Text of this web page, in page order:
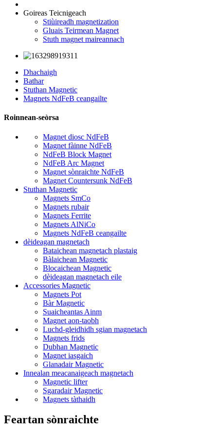
Goireas Teicnigeach
Stiùireadh magnetization
Gluais Teirmean Magnet
Stuth magnet maireannach
Dhachaigh
Bathar
Stuthan Magnetic
Magnets NdFeB ceangailte
Roinnean-seòrsa
Magnet diosc NdFeB
Magnet fàinne NdFeB
NdFeB Block Magnet
NdFeB Arc Magnet
Magnet sònraichte NdFeB
Magnet Countersunk NdFeB
Stuthan Magnetic
Magnets SmCo
Magnets rubair
Magnets Ferrite
Magnets AlNiCo
Magnets NdFeB ceangailte
dèideagan magnetach
Bataichean magnetach plastaig
Bàlaichean Magnetic
Blocaichean Magnetic
dèideagan magnetach eile
Accessories Magnetic
Magnets Pot
Bàr Magnetic
Suaicheantas Ainm
Magnet aon-taobh
Luchd-gleidhidh sgian magnetach
Magnets frids
Dubhan Magnetic
Magnet iasgaich
Glanadair Magnetic
Innealan meacanaigeach magnetach
Magnetic lifter
Sgaradair Magnetic
Magnets tàthaidh
Feartan sònraichte